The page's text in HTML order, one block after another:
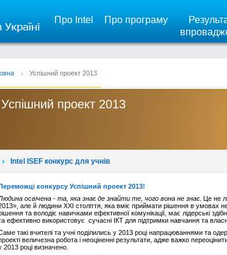
Про Intel Про програму
Успішний проект 2013
Успішний проект 2013
Intel ISEF конкурс для учнів
конкурсу Успішний проект 2013!
освічена - та, яка знає де знайти те, чого вона не знає. Це не
але й людини ХХІ століття, яка вміє приймати рішення в умовах
та володіє навичками ефективної комунікації, має лідерські
ефективно використовує сучасні ІКТ для підтримки навчання та
такі вчителі та учні поділились у 2013 році напрацюваннями та
величезна робота і неоціненні результати, адже важко
2013 році визначено.